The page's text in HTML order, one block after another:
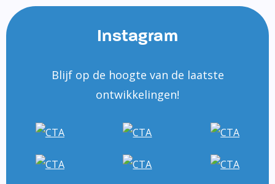
Instagram
Blijf op de hoogte van de laatste
ontwikkelingen!